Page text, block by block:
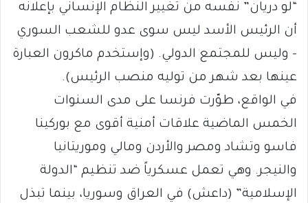
“لو دريان” نفسه من تغيير النظام الإنساني بإعلانه
أن الرئيس الأسد ليس سوى عدو للشعب السوري
– وليس للمجتمع الدولي. (وإستخدم ماكرون العبارة
عينها بعد شهر من توليه منصب الرئيس).
في الواقع، طوّرت فرنسا على مدى السنوات
الخمس الماضية علاقات أمنية أقوى مع بوركينا
فاسو وتشاد ومصر والأردن ومالي وموريتانيا
والنيجر. وهي تعمل عسكرياً ضد تنظيم “الدولة
الإسلامية” (داعش) في العراق وسوريا، بينما تبذل